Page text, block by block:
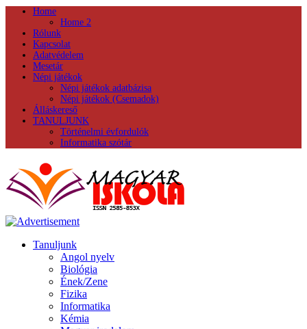
Home
Home 2
Rólunk
Kapcsolat
Adatvédelem
Mesetár
Népi játékok
Népi játékok adatbázisa
Népi játékok (Csemadok)
Álláskereső
TANULJUNK
Történelmi évfordulók
Informatika szótár
Tanuljunk
Angol nyelv
Biológia
Ének/Zene
Fizika
Informatika
Kémia